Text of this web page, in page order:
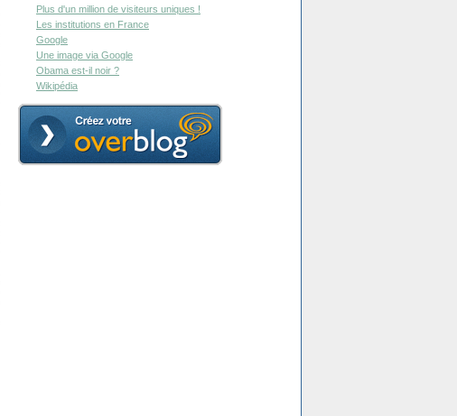
Plus d'un million de visiteurs uniques !
Les institutions en France
Google
Une image via Google
Obama est-il noir ?
Wikipédia